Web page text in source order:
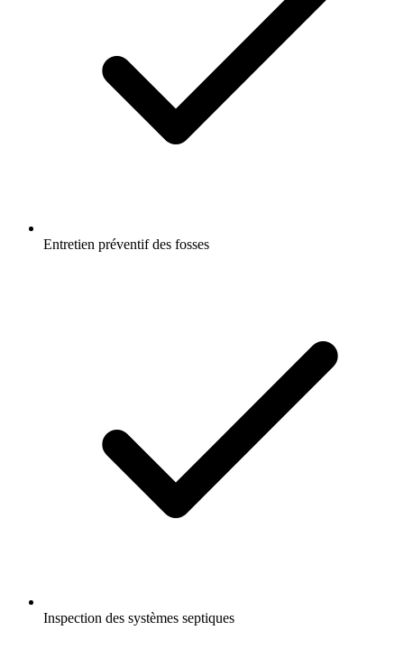
Entretien préventif des fosses
Inspection des systèmes septiques